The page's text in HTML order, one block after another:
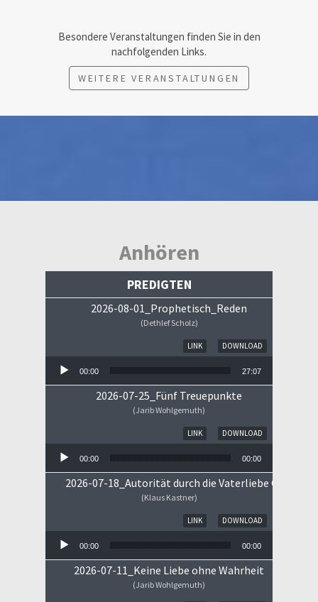
Besondere Veranstaltungen finden Sie in den
nachfolgenden Links.
WEITERE VERANSTALTUNGEN
Anhören
PREDIGTEN
2026-08-01_Prophetisch_Reden
(Dethlef Scholz)
DOWNLOAD
LINK
00:00 27:07
2026-07-25_Fünf Treuepunkte
(Jarib Wohlgemuth)
DOWNLOAD
LINK
00:00 00:00
2026-07-18_Autorität durch die Vaterliebe Gottes
(Klaus Kastner)
DOWNLOAD
LINK
00:00 00:00
2026-07-11_Keine Liebe ohne Wahrheit
(Jarib Wohlgemuth)